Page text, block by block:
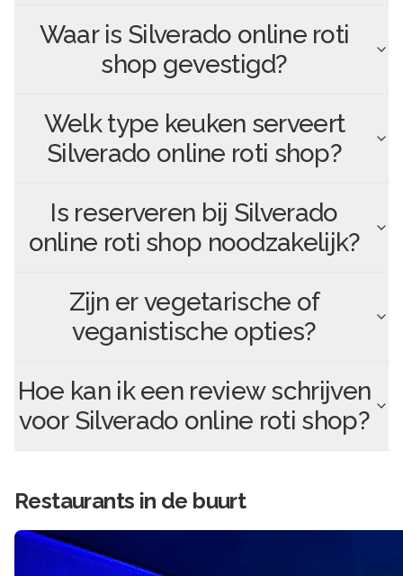
Waar is Silverado online roti
shop gevestigd?
Welk type keuken serveert
Silverado online roti shop?
Is reserveren bij Silverado
online roti shop noodzakelijk?
Zijn er vegetarische of
veganistische opties?
Hoe kan ik een review schrijven
voor Silverado online roti shop?
Restaurants in de buurt